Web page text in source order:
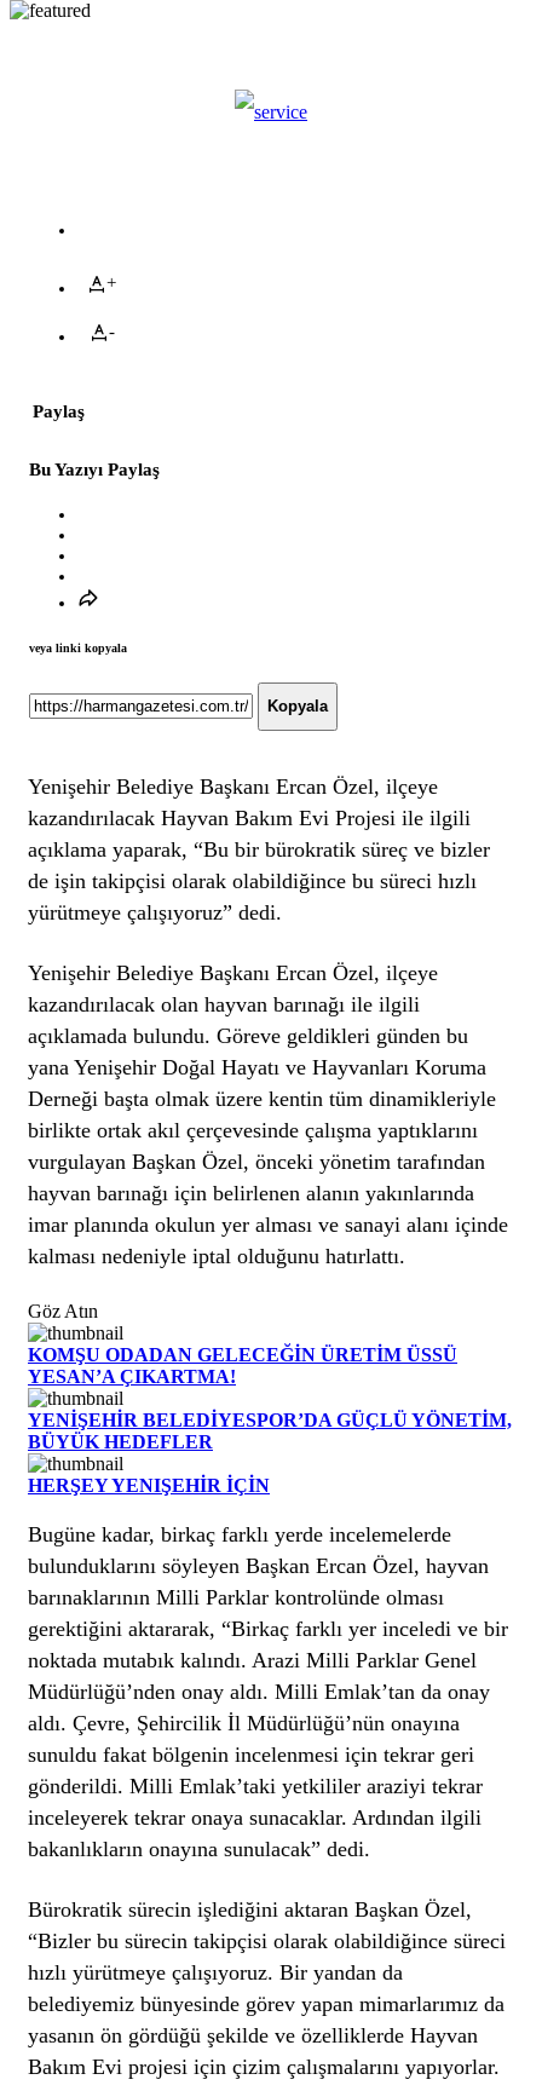
+
-
Paylaş
Bu Yazıyı Paylaş
veya linki kopyala
Kopyala
Yenişehir Belediye Başkanı Ercan Özel, ilçeye
kazandırılacak Hayvan Bakım Evi Projesi ile ilgili
açıklama yaparak, “Bu bir bürokratik süreç ve bizler
de işin takipçisi olarak olabildiğince bu süreci hızlı
yürütmeye çalışıyoruz” dedi.
Yenişehir Belediye Başkanı Ercan Özel, ilçeye
kazandırılacak olan hayvan barınağı ile ilgili
açıklamada bulundu. Göreve geldikleri günden bu
yana Yenişehir Doğal Hayatı ve Hayvanları Koruma
Derneği başta olmak üzere kentin tüm dinamikleriyle
birlikte ortak akıl çerçevesinde çalışma yaptıklarını
vurgulayan Başkan Özel, önceki yönetim tarafından
hayvan barınağı için belirlenen alanın yakınlarında
imar planında okulun yer alması ve sanayi alanı içinde
kalması nedeniyle iptal olduğunu hatırlattı.
Göz Atın
KOMŞU ODADAN GELECEĞİN ÜRETİM ÜSSÜ
YESAN’A ÇIKARTMA!
YENİŞEHİR BELEDİYESPOR’DA GÜÇLÜ YÖNETİM,
BÜYÜK HEDEFLER
HERŞEY YENIŞEHİR İÇİN
Bugüne kadar, birkaç farklı yerde incelemelerde
bulunduklarını söyleyen Başkan Ercan Özel, hayvan
barınaklarının Milli Parklar kontrolünde olması
gerektiğini aktararak, “Birkaç farklı yer inceledi ve bir
noktada mutabık kalındı. Arazi Milli Parklar Genel
Müdürlüğü’nden onay aldı. Milli Emlak’tan da onay
aldı. Çevre, Şehircilik İl Müdürlüğü’nün onayına
sunuldu fakat bölgenin incelenmesi için tekrar geri
gönderildi. Milli Emlak’taki yetkililer araziyi tekrar
inceleyerek tekrar onaya sunacaklar. Ardından ilgili
bakanlıkların onayına sunulacak” dedi.
Bürokratik sürecin işlediğini aktaran Başkan Özel,
“Bizler bu sürecin takipçisi olarak olabildiğince süreci
hızlı yürütmeye çalışıyoruz. Bir yandan da
belediyemiz bünyesinde görev yapan mimarlarımız da
yasanın ön gördüğü şekilde ve özelliklerde Hayvan
Bakım Evi projesi için çizim çalışmalarını yapıyorlar.